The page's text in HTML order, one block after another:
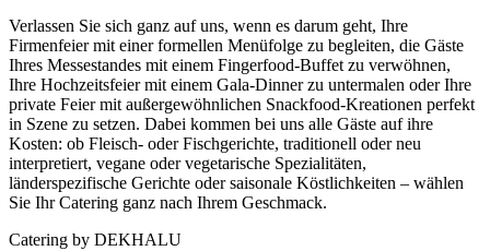
Verlassen Sie sich ganz auf uns, wenn es darum geht, Ihre
Firmenfeier mit einer formellen Menüfolge zu begleiten, die Gäste
Ihres Messestandes mit einem Fingerfood-Buffet zu verwöhnen,
Ihre Hochzeitsfeier mit einem Gala-Dinner zu untermalen oder Ihre
private Feier mit außergewöhnlichen Snackfood-Kreationen perfekt
in Szene zu setzen. Dabei kommen bei uns alle Gäste auf ihre
Kosten: ob Fleisch- oder Fischgerichte, traditionell oder neu
interpretiert, vegane oder vegetarische Spezialitäten,
länderspezifische Gerichte oder saisonale Köstlichkeiten – wählen
Sie Ihr Catering ganz nach Ihrem Geschmack.
Catering by DEKHALU